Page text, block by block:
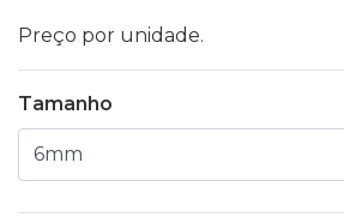
Preço por unidade.
Tamanho